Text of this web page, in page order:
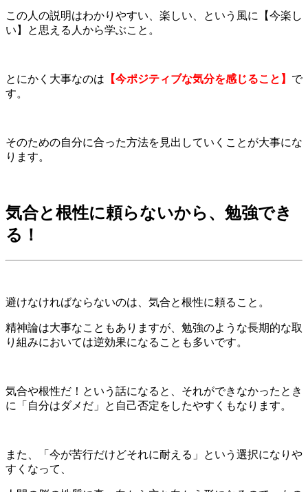
この人の説明はわかりやすい、楽しい、という風に【今楽し
い】と思える人から学ぶこと。
とにかく大事なのは 【今ポジティブな気分を感じること】 で
す。
そのための自分に合った方法を見出していくことが大事にな
ります。
気合と根性に頼らないから、勉強でき
る！
避けなければならないのは、気合と根性に頼ること。
精神論は大事なこともありますが、勉強のような長期的な取
り組みにおいては逆効果になることも多いです。
気合や根性だ！という話になると、それができなかったとき
に「自分はダメだ」と自己否定をしたやすくもなります。
また、「今が苦行だけどそれに耐える」という選択になりや
すくなって、